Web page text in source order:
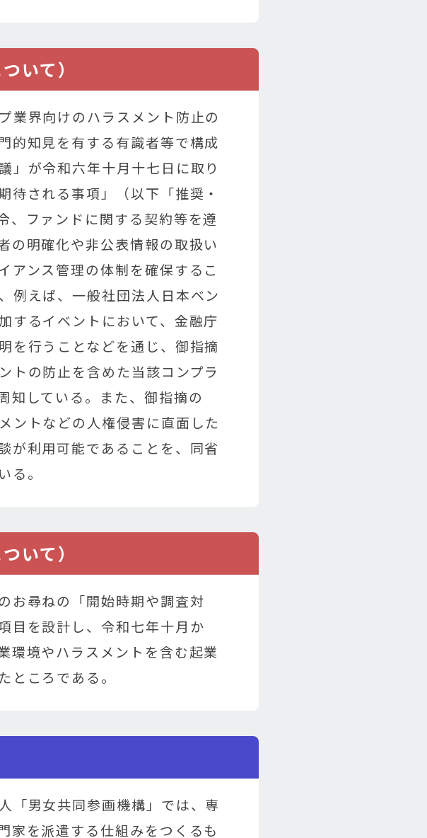
いて）
業界向けのハラスメント防止の
的知見を有する有識者等で構成
」が令和六年十月十七日に取り
待される事項」（以下「推奨・
、ファンドに関する契約等を遵
の明確化や非公表情報の取扱い
アンス管理の体制を確保するこ
例えば、一般社団法人日本ベン
するイベントにおいて、金融庁
を行うことなどを通じ、御指摘
トの防止を含めた当該コンプラ
知している。また、御指摘の
ントなどの人権侵害に直面した
が利用可能であることを、同省
る。
いて）
お尋ねの「開始時期や調査対
目を設計し、令和七年十月か
環境やハラスメントを含む起業
ころである。
「男女共同参画機構」では、専
家を派遣する仕組みをつくるも